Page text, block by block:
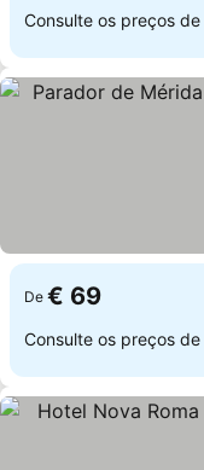
Consulte os preços de
De € 69
Consulte os preços de